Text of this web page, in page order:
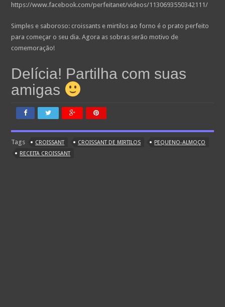
https://www.facebook.com/perfeitanet/videos/1130693550342111/
Simples e saboroso: croissants e mirtilos ao forno é o prato perfeito
para começar o seu dia. Agora as sobras serão motivo de
comemoração!
Delícia! Partilha com suas
amigas
Tags CROISSANT CROISSANT DE MIRTILOS
PEQUENO-ALMOÇO
RECEITA CROISSANT